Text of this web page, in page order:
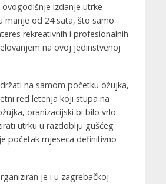
ovogodišnje izdanje utrke
manje od 24 sata, što samo
rekreativnih i profesionalnih
na ovoj jedinstvenoj
na samom početku ožujka,
red letenja koji stupa na
oranizacijski bi bilo vrlo
utrku u razdoblju gušćeg
početak mjeseca definitivno
je i u zagrebačkoj